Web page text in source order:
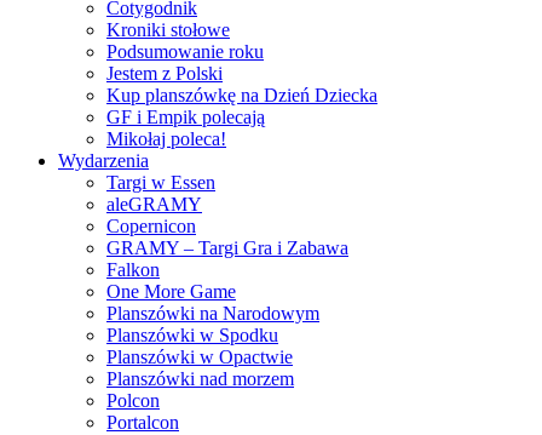
Cotygodnik
Kroniki stołowe
Podsumowanie roku
Jestem z Polski
Kup planszówkę na Dzień Dziecka
GF i Empik polecają
Mikołaj poleca!
Wydarzenia
Targi w Essen
aleGRAMY
Copernicon
GRAMY – Targi Gra i Zabawa
Falkon
One More Game
Planszówki na Narodowym
Planszówki w Spodku
Planszówki w Opactwie
Planszówki nad morzem
Polcon
Portalcon